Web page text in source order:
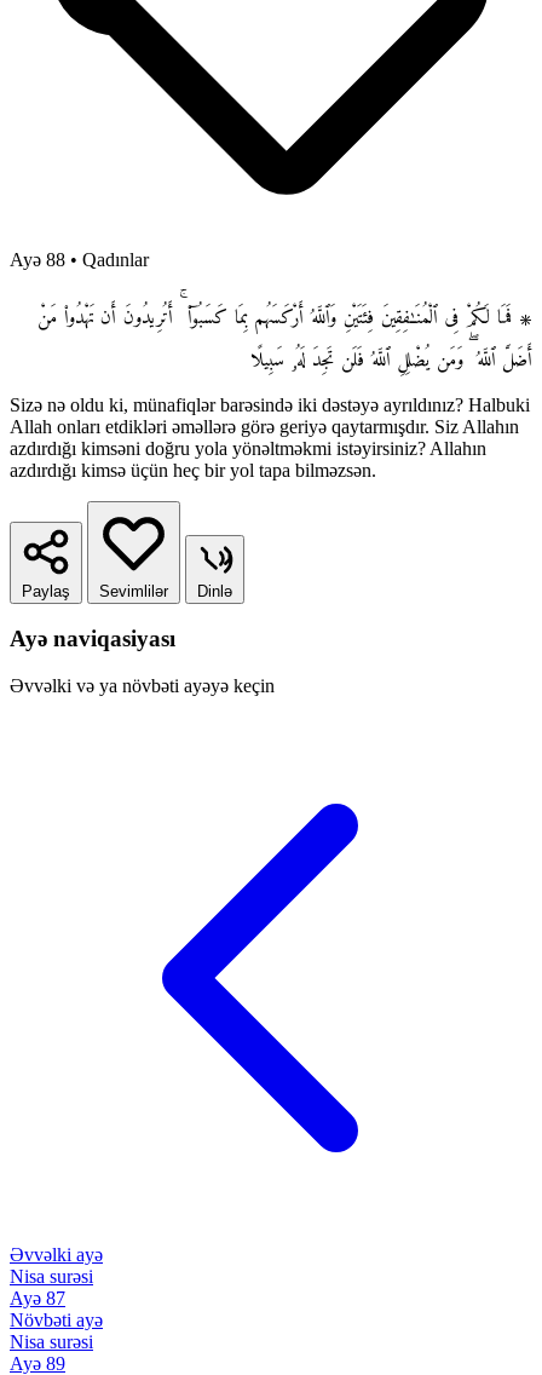
Ayə 88 • Qadınlar
۞ فَمَا لَكُمْ فِى ٱلْمُنَـٰفِقِينَ فِئَتَيْنِ وَٱللَّهُ أَرْكَسَهُم بِمَا كَسَبُوٓا۟ ۚ أَتُرِيدُونَ أَن تَهْدُوا۟ مَنْ
أَضَلَّ ٱللَّهُ ۖ وَمَن يُضْلِلِ ٱللَّهُ فَلَن تَجِدَ لَهُۥ سَبِيلًا
Sizə nə oldu ki, münafiqlər barəsində iki dəstəyə ayrıldınız? Halbuki
Allah onları etdikləri əməllərə görə geriyə qaytarmışdır. Siz Allahın
azdırdığı kimsəni doğru yola yönəltməkmi istəyirsiniz? Allahın
azdırdığı kimsə üçün heç bir yol tapa bilməzsən.
Paylaş Sevimlilər Dinlə
Ayə naviqasiyası
Əvvəlki və ya növbəti ayəyə keçin
Əvvəlki ayə
Nisa surəsi
Ayə 87
Növbəti ayə
Nisa surəsi
Ayə 89